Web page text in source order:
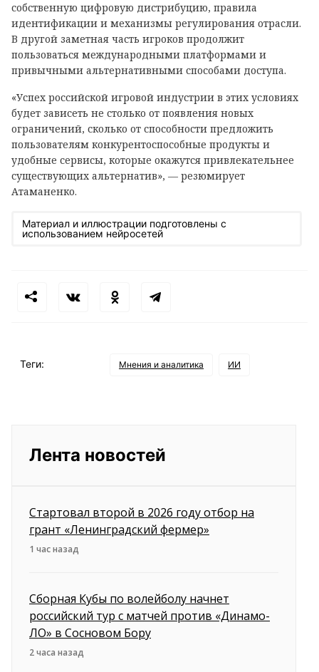
собственную цифровую дистрибуцию, правила
идентификации и механизмы регулирования отрасли.
В другой заметная часть игроков продолжит
пользоваться международными платформами и
привычными альтернативными способами доступа.
«Успех российской игровой индустрии в этих условиях
будет зависеть не столько от появления новых
ограничений, сколько от способности предложить
пользователям конкурентоспособные продукты и
удобные сервисы, которые окажутся привлекательнее
существующих альтернатив», — резюмирует
Атаманенко.
Материал и иллюстрации подготовлены с
использованием нейросетей
Теги: Мнения и аналитика ИИ
Лента новостей
Стартовал второй в 2026 году отбор на
грант «Ленинградский фермер»
1 час назад
Сборная Кубы по волейболу начнет
российский тур с матчей против «Динамо-
ЛО» в Сосновом Бору
2 часа назад